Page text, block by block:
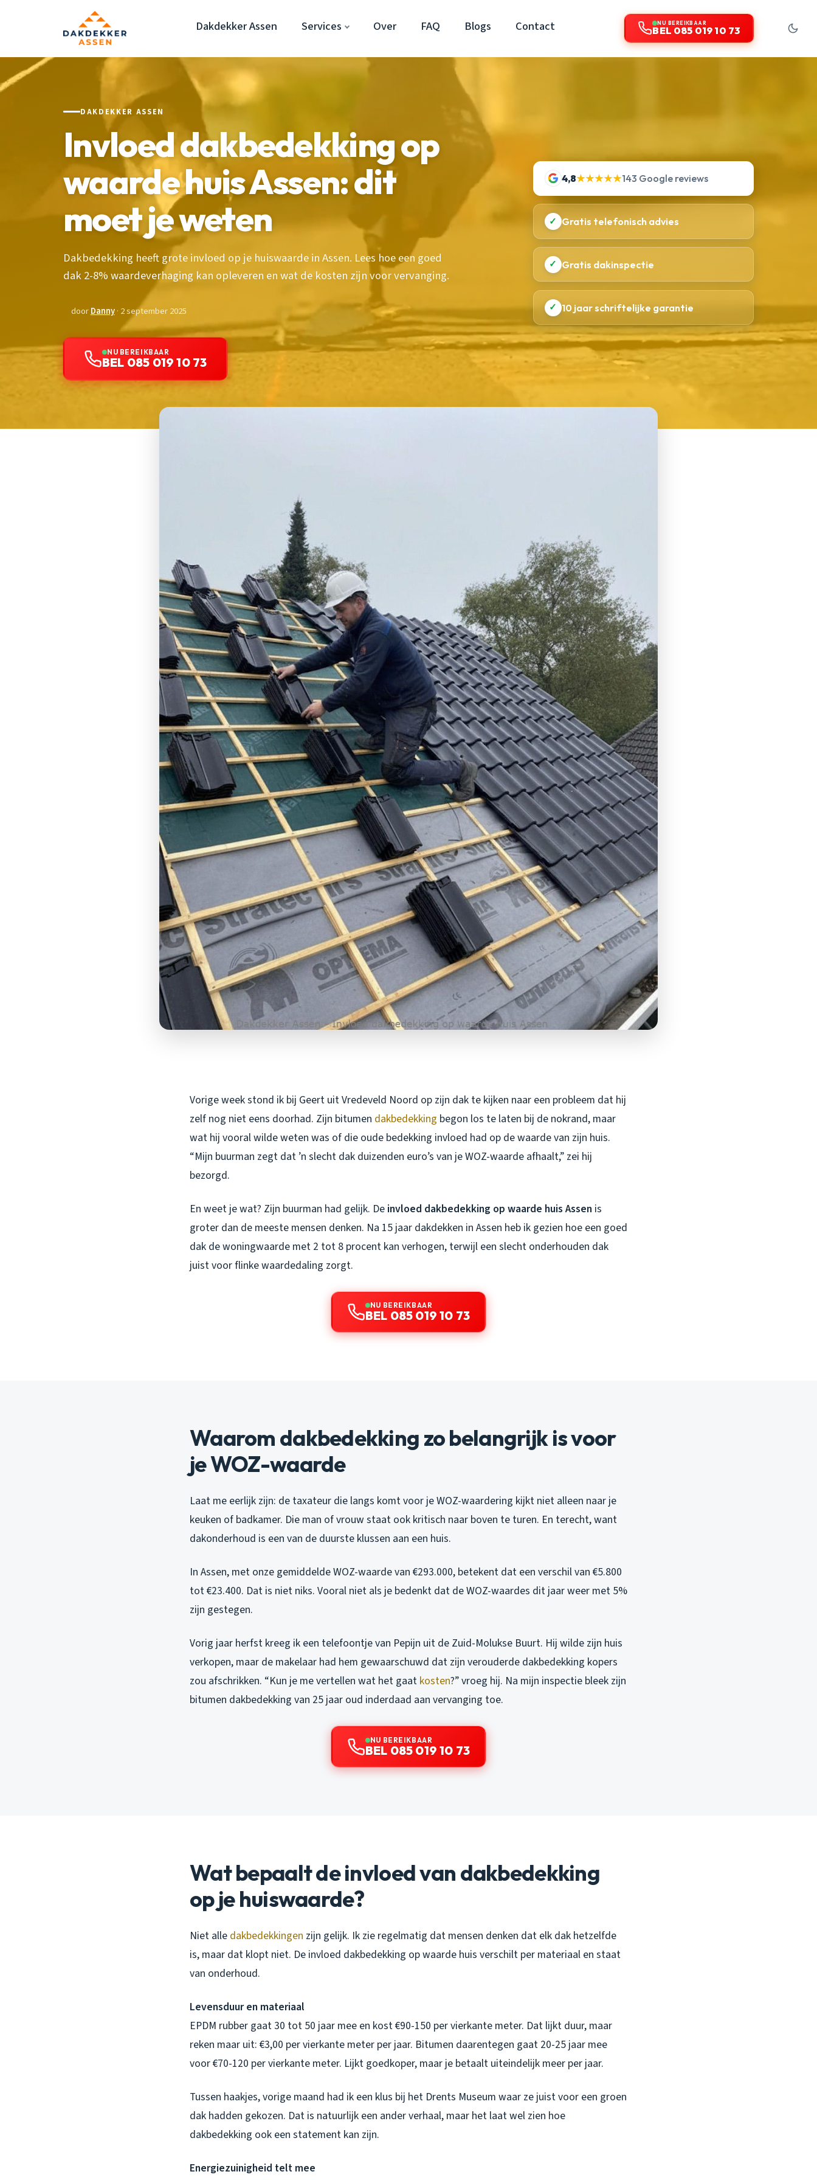
Dakdekker Assen Services Over FAQ Blogs Contact NU BEREIKBAAR
BEL 085 019 10 73
DAKDEKKER ASSEN
Invloed dakbedekking op
waarde huis Assen: dit
moet je weten
Dakbedekking heeft grote invloed op je huiswaarde in Assen. Lees hoe een goed
dak 2-8% waardeverhaging kan opleveren en wat de kosten zijn voor vervanging.
doorDanny· 2 september 2025
NU BEREIKBAAR
BEL 085 019 10 73
4,8★★★★★143 Google reviews
✓ Gratis telefonisch advies
✓ Gratis dakinspectie
✓ 10 jaar schriftelijke garantie
Vorige week stond ik bij Geert uit Vredeveld Noord op zijn dak te kijken naar een probleem dat hij
zelf nog niet eens doorhad. Zijn bitumen dakbedekking begon los te laten bij de nokrand, maar
wat hij vooral wilde weten was of die oude bedekking invloed had op de waarde van zijn huis.
“Mijn buurman zegt dat ’n slecht dak duizenden euro’s van je WOZ-waarde afhaalt,” zei hij
bezorgd.
En weet je wat? Zijn buurman had gelijk. De invloed dakbedekking op waarde huis Assen is
groter dan de meeste mensen denken. Na 15 jaar dakdekken in Assen heb ik gezien hoe een goed
dak de woningwaarde met 2 tot 8 procent kan verhogen, terwijl een slecht onderhouden dak
juist voor flinke waardedaling zorgt.
NU BEREIKBAAR
BEL 085 019 10 73
Waarom dakbedekking zo belangrijk is voor
je WOZ-waarde
Laat me eerlijk zijn: de taxateur die langs komt voor je WOZ-waardering kijkt niet alleen naar je
keuken of badkamer. Die man of vrouw staat ook kritisch naar boven te turen. En terecht, want
dakonderhoud is een van de duurste klussen aan een huis.
In Assen, met onze gemiddelde WOZ-waarde van €293.000, betekent dat een verschil van €5.800
tot €23.400. Dat is niet niks. Vooral niet als je bedenkt dat de WOZ-waardes dit jaar weer met 5%
zijn gestegen.
Vorig jaar herfst kreeg ik een telefoontje van Pepijn uit de Zuid-Molukse Buurt. Hij wilde zijn huis
verkopen, maar de makelaar had hem gewaarschuwd dat zijn verouderde dakbedekking kopers
zou afschrikken. “Kun je me vertellen wat het gaat kosten?” vroeg hij. Na mijn inspectie bleek zijn
bitumen dakbedekking van 25 jaar oud inderdaad aan vervanging toe.
NU BEREIKBAAR
BEL 085 019 10 73
Wat bepaalt de invloed van dakbedekking
op je huiswaarde?
Niet alle dakbedekkingen zijn gelijk. Ik zie regelmatig dat mensen denken dat elk dak hetzelfde
is, maar dat klopt niet. De invloed dakbedekking op waarde huis verschilt per materiaal en staat
van onderhoud.
Levensduur en materiaal
EPDM rubber gaat 30 tot 50 jaar mee en kost €90-150 per vierkante meter. Dat lijkt duur, maar
reken maar uit: €3,00 per vierkante meter per jaar. Bitumen daarentegen gaat 20-25 jaar mee
voor €70-120 per vierkante meter. Lijkt goedkoper, maar je betaalt uiteindelijk meer per jaar.
Tussen haakjes, vorige maand had ik een klus bij het Drents Museum waar ze juist voor een groen
dak hadden gekozen. Dat is natuurlijk een ander verhaal, maar het laat wel zien hoe
dakbedekking ook een statement kan zijn.
Energiezuinigheid telt mee